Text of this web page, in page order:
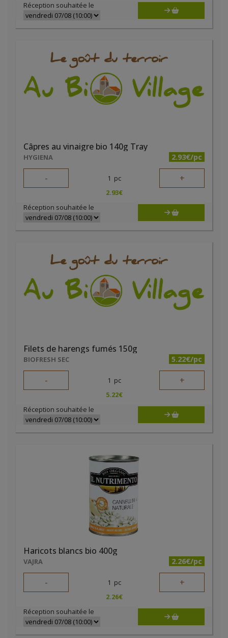
Réception souhaitée le
Câpres au vinaigre bio 140g Tray
HYGIENA 2.93€/pc
- 1 pc +
2.93€
Réception souhaitée le
Filets de harengs fumés 150g
BIOFRESH SEC 5.22€/pc
- 1 pc +
5.22€
Réception souhaitée le
Haricots blancs bio 400g
VAJRA 2.26€/pc
- 1 pc +
2.26€
Réception souhaitée le